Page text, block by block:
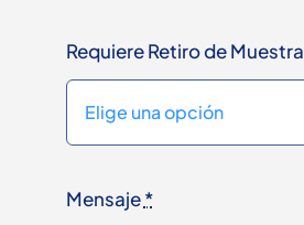
Requiere Retiro de Muestra
Mensaje*